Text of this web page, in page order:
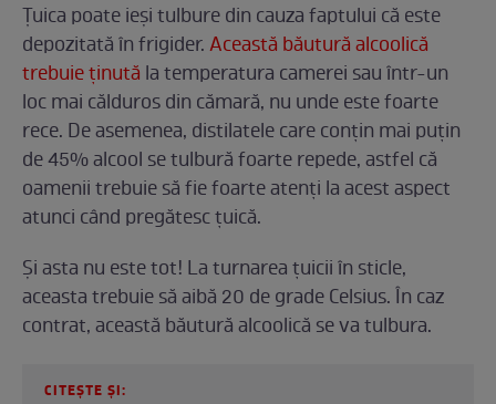
Țuica poate ieși tulbure din cauza faptului că este
depozitată în frigider.Această băutură alcoolică
trebuie ținută la temperatura camerei sau într-un
loc mai călduros din cămară, nu unde este foarte
rece. De asemenea, distilatele care conțin mai puțin
de 45% alcool se tulbură foarte repede, astfel că
oamenii trebuie să fie foarte atenți la acest aspect
atunci când pregătesc țuică.
Și asta nu este tot! La turnarea țuicii în sticle,
aceasta trebuie să aibă 20 de grade Celsius. În caz
contrat, această băutură alcoolică se va tulbura.
CITEȘTE ȘI: